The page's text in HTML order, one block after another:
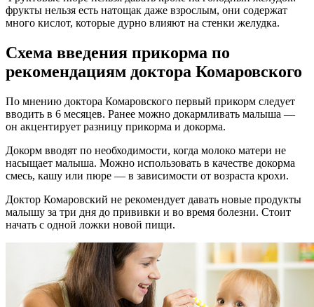
фрукты нельзя есть натощак даже взрослым, они содержат
много кислот, которые дурно влияют на стенки желудка.
Схема введения прикорма по
рекомендациям доктора Комаровского
По мнению доктора Комаровского первый прикорм следует
вводить в 6 месяцев. Ранее можно докармливать малыша —
он акцентирует разницу прикорма и докорма.
Докорм вводят по необходимости, когда молоко матери не
насыщает малыша. Можно использовать в качестве докорма
смесь, кашу или пюре — в зависимости от возраста крохи.
Доктор Комаровский не рекомендует давать новые продукты
малышу за три дня до прививки и во время болезни. Стоит
начать с одной ложки новой пищи.